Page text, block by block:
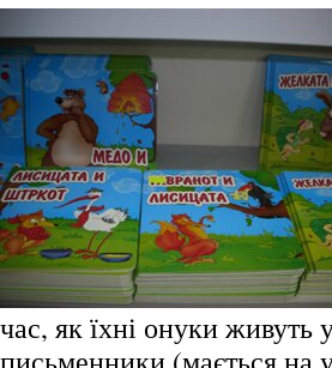
час, як їхні онуки живуть